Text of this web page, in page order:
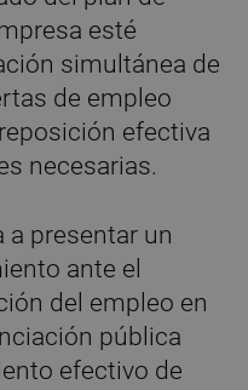
esté
simultánea de
de empleo
efectiva
necesarias.
a presentar un
ante el
del empleo en
pública
efectivo de